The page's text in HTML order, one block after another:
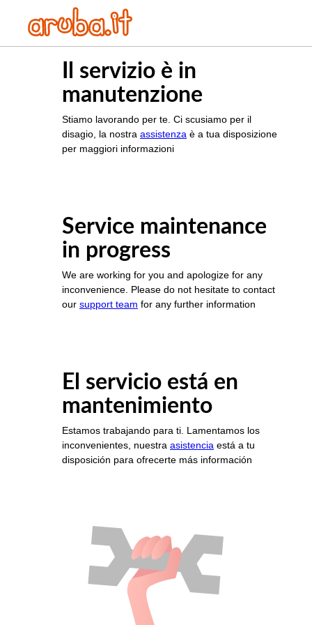
Il servizio è in
manutenzione
Stiamo lavorando per te. Ci scusiamo per il
disagio, la nostra assistenza è a tua disposizione
per maggiori informazioni
Service maintenance
in progress
We are working for you and apologize for any
inconvenience. Please do not hesitate to contact
our support team for any further information
El servicio está en
mantenimiento
Estamos trabajando para ti. Lamentamos los
inconvenientes, nuestra asistencia está a tu
disposición para ofrecerte más información